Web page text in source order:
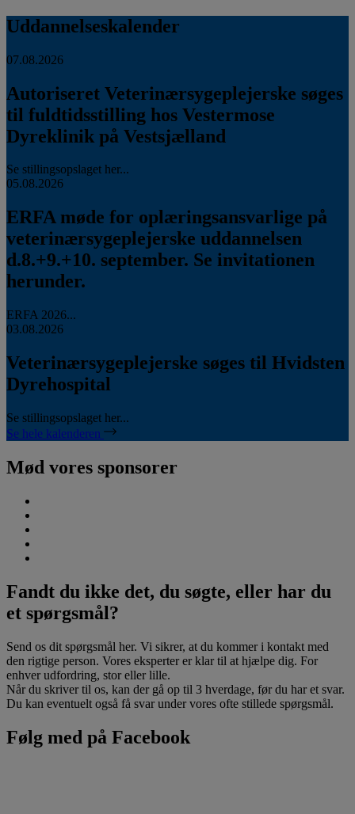
Uddannelseskalender
07.08.2026
Autoriseret Veterinærsygeplejerske søges
til fuldtidsstilling hos Vestermose
Dyreklinik på Vestsjælland
Se stillingsopslaget her...
05.08.2026
ERFA møde for oplæringsansvarlige på
veterinærsygeplejerske uddannelsen
d.8.+9.+10. september. Se invitationen
herunder.
ERFA 2026...
03.08.2026
Veterinærsygeplejerske søges til Hvidsten
Dyrehospital
Se stillingsopslaget her...
Se hele kalenderen
Mød vores sponsorer
Fandt du ikke det, du søgte, eller har du
et spørgsmål?
Send os dit spørgsmål her. Vi sikrer, at du kommer i kontakt med
den rigtige person. Vores eksperter er klar til at hjælpe dig. For
enhver udfordring, stor eller lille.
Når du skriver til os, kan der gå op til 3 hverdage, før du har et svar.
Du kan eventuelt også få svar under vores ofte stillede spørgsmål.
Følg med på Facebook